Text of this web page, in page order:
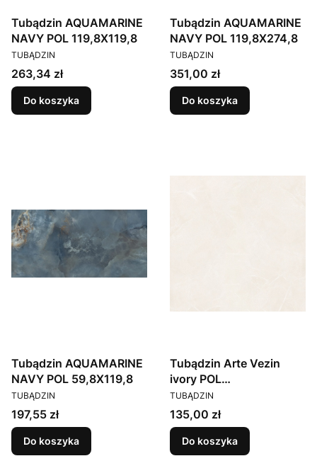
Tubądzin AQUAMARINE
NAVY POL 119,8X119,8
PRODUCENT
TUBĄDZIN
Cena
263,34 zł
Do koszyka
Tubądzin AQUAMARINE
NAVY POL 119,8X274,8
PRODUCENT
TUBĄDZIN
Cena
351,00 zł
Do koszyka
Tubądzin AQUAMARINE
NAVY POL 59,8X119,8
PRODUCENT
TUBĄDZIN
Cena
197,55 zł
Do koszyka
Tubądzin Arte Vezin
ivory POL
59,8x59,8x0,8
PRODUCENT
TUBĄDZIN
Cena
135,00 zł
Do koszyka